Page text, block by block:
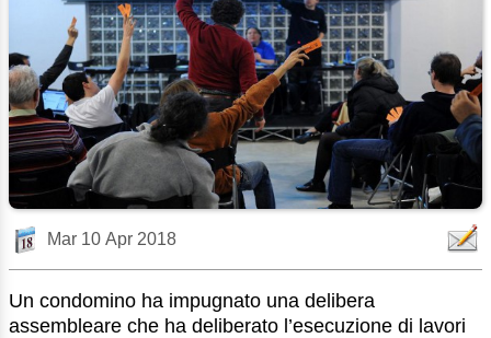
Mar 10 Apr 2018
Un condomino ha impugnato una delibera
assembleare che ha deliberato l’esecuzione di lavori